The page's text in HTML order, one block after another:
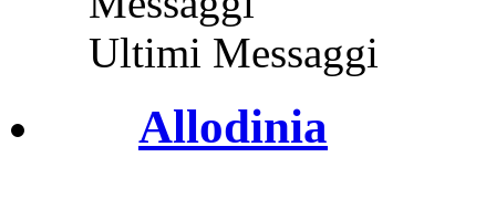
Ultimi Messaggi
Allodinia